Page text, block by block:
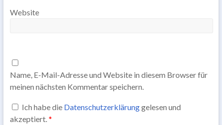
Website
Name, E-Mail-Adresse und Website in diesem Browser für
meinen nächsten Kommentar speichern.
Ich habe die Datenschutzerklärunggelesen und
akzeptiert.*